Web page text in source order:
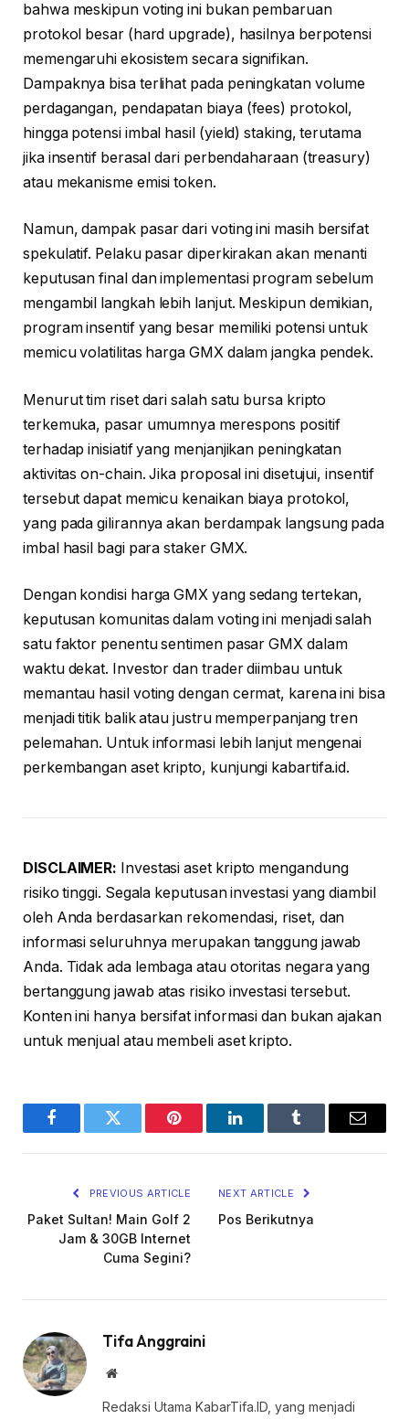
bahwa meskipun voting ini bukan pembaruan
protokol besar (hard upgrade), hasilnya berpotensi
memengaruhi ekosistem secara signifikan.
Dampaknya bisa terlihat pada peningkatan volume
perdagangan, pendapatan biaya (fees) protokol,
hingga potensi imbal hasil (yield) staking, terutama
jika insentif berasal dari perbendaharaan (treasury)
atau mekanisme emisi token.
Namun, dampak pasar dari voting ini masih bersifat
spekulatif. Pelaku pasar diperkirakan akan menanti
keputusan final dan implementasi program sebelum
mengambil langkah lebih lanjut. Meskipun demikian,
program insentif yang besar memiliki potensi untuk
memicu volatilitas harga GMX dalam jangka pendek.
Menurut tim riset dari salah satu bursa kripto
terkemuka, pasar umumnya merespons positif
terhadap inisiatif yang menjanjikan peningkatan
aktivitas on-chain. Jika proposal ini disetujui, insentif
tersebut dapat memicu kenaikan biaya protokol,
yang pada gilirannya akan berdampak langsung pada
imbal hasil bagi para staker GMX.
Dengan kondisi harga GMX yang sedang tertekan,
keputusan komunitas dalam voting ini menjadi salah
satu faktor penentu sentimen pasar GMX dalam
waktu dekat. Investor dan trader diimbau untuk
memantau hasil voting dengan cermat, karena ini bisa
menjadi titik balik atau justru memperpanjang tren
pelemahan. Untuk informasi lebih lanjut mengenai
perkembangan aset kripto, kunjungi kabartifa.id.
DISCLAIMER: Investasi aset kripto mengandung
risiko tinggi. Segala keputusan investasi yang diambil
oleh Anda berdasarkan rekomendasi, riset, dan
informasi seluruhnya merupakan tanggung jawab
Anda. Tidak ada lembaga atau otoritas negara yang
bertanggung jawab atas risiko investasi tersebut.
Konten ini hanya bersifat informasi dan bukan ajakan
untuk menjual atau membeli aset kripto.
FacebookTwitter Pinterest LinkedInTumblr Email
PREVIOUS ARTICLE
Paket Sultan! Main Golf 2
Jam & 30GB Internet
Cuma Segini?
NEXT ARTICLE
Pos Berikutnya
Tifa Anggraini
Website
Redaksi Utama KabarTifa.ID, yang menjadi